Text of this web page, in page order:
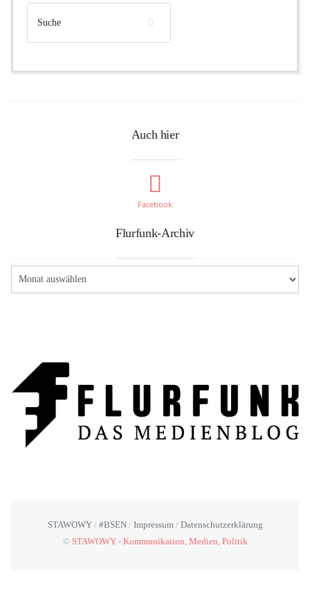
Auch hier
Facebook
Flurfunk-Archiv
STAWOWY #BSEN Impressum
Datenschutzerklärung
© STAWOWY - Kommunikation, Medien, Politik